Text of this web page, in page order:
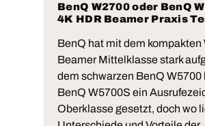
BenQ W2700 oder BenQ
4K HDR Beamer Praxis
BenQ hat mit dem kompakten
Beamer Mittelklasse stark
dem schwarzen BenQ W5700
BenQ W5700S ein
Oberklasse gesetzt, doch wo